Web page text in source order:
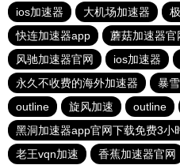
ios加速器
大机场加速器
快连加速器app
蘑菇加速器官
风驰加速器官网
ios加速器
永久不收费的海外加速器
暴
outline
旋风加速 outline
黑洞加速器app官网下载免费3小
老王vqn加速
香蕉加速器官网